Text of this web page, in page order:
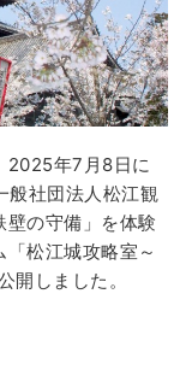
2025年7月8日に
般社団法人松江観
の守備」を体験
松江城攻略室～
しました。